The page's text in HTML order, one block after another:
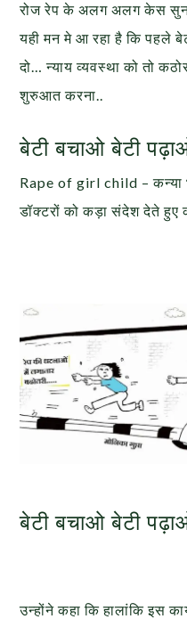
रोज रेप के अलग अलग केस
यही मन मे आ रहा है कि पहले
दो… न्याय व्यवस्था को तो
शुरुआत करना..
बेटी बचाओ बेटी
Rape of girl child – कन्या
डॉक्टरों को कड़ा संदेश देते हुए
बेटी बचाओ बेटी
उन्होंने कहा कि हालांकि इस